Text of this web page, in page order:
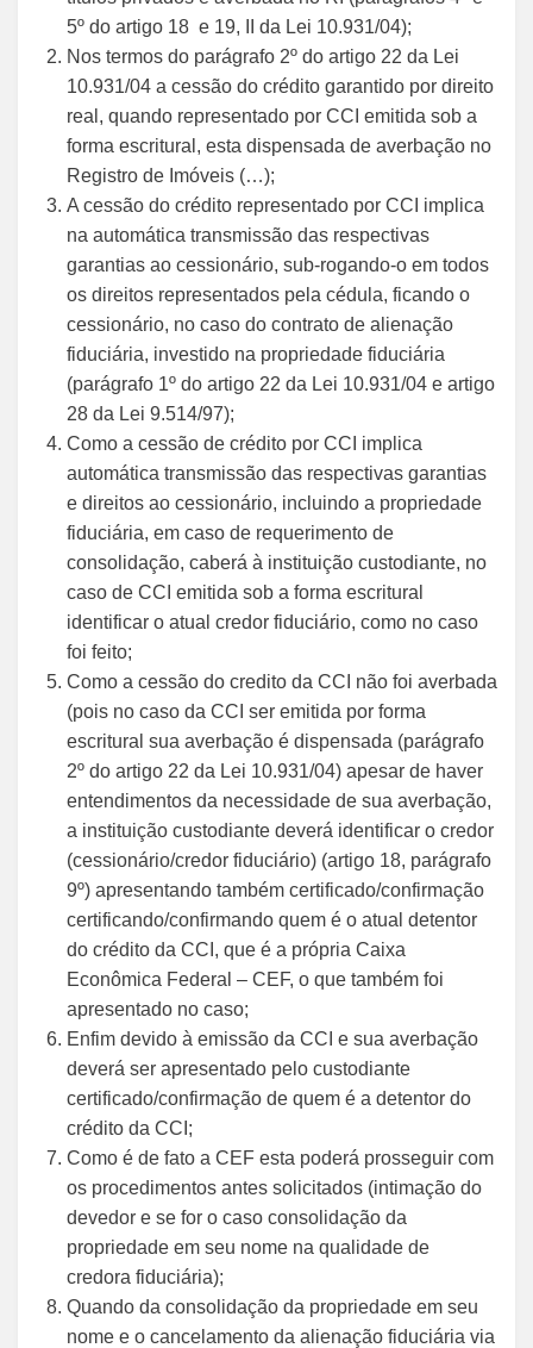
5º do artigo 18 e 19, II da Lei 10.931/04);
Nos termos do parágrafo 2º do artigo 22 da Lei
10.931/04 a cessão do crédito garantido por direito
real, quando representado por CCI emitida sob a
forma escritural, esta dispensada de averbação no
Registro de Imóveis (…);
A cessão do crédito representado por CCI implica
na automática transmissão das respectivas
garantias ao cessionário, sub-rogando-o em todos
os direitos representados pela cédula, ficando o
cessionário, no caso do contrato de alienação
fiduciária, investido na propriedade fiduciária
(parágrafo 1º do artigo 22 da Lei 10.931/04 e artigo
28 da Lei 9.514/97);
Como a cessão de crédito por CCI implica
automática transmissão das respectivas garantias
e direitos ao cessionário, incluindo a propriedade
fiduciária, em caso de requerimento de
consolidação, caberá à instituição custodiante, no
caso de CCI emitida sob a forma escritural
identificar o atual credor fiduciário, como no caso
foi feito;
Como a cessão do credito da CCI não foi averbada
(pois no caso da CCI ser emitida por forma
escritural sua averbação é dispensada (parágrafo
2º do artigo 22 da Lei 10.931/04) apesar de haver
entendimentos da necessidade de sua averbação,
a instituição custodiante deverá identificar o credor
(cessionário/credor fiduciário) (artigo 18, parágrafo
9º) apresentando também certificado/confirmação
certificando/confirmando quem é o atual detentor
do crédito da CCI, que é a própria Caixa
Econômica Federal – CEF, o que também foi
apresentado no caso;
Enfim devido à emissão da CCI e sua averbação
deverá ser apresentado pelo custodiante
certificado/confirmação de quem é a detentor do
crédito da CCI;
Como é de fato a CEF esta poderá prosseguir com
os procedimentos antes solicitados (intimação do
devedor e se for o caso consolidação da
propriedade em seu nome na qualidade de
credora fiduciária);
Quando da consolidação da propriedade em seu
nome e o cancelamento da alienação fiduciária via